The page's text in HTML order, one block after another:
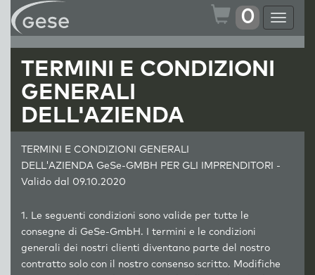
Toggle
0
TERMINI E CONDIZIONI
GENERALI
DELL'AZIENDA
TERMINI E CONDIZIONI GENERALI
DELL'AZIENDA GeSe-GMBH PER GLI IMPRENDITORI -
Valido dal 09.10.2020
1. Le seguenti condizioni sono valide per tutte le
consegne di GeSe-GmbH. I termini e le condizioni
generali dei nostri clienti diventano parte del nostro
contratto solo con il nostro consenso scritto. Modifiche